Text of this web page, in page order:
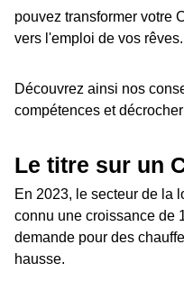
pouvez transformer votre
vers l'emploi de vos rêves.
Découvrez ainsi nos
compétences et
Le titre sur un
En 2023, le secteur de la
connu une croissance de
demande pour des
hausse.